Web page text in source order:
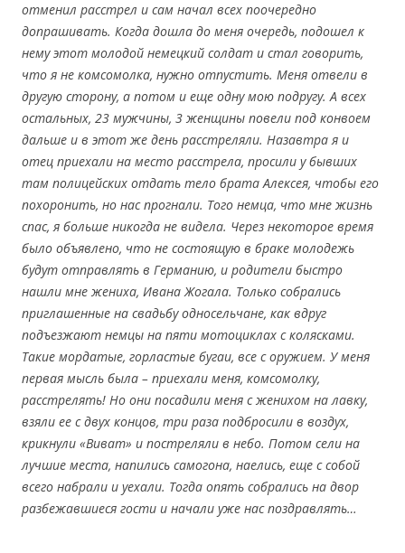
отменил расстрел и сам начал всех поочередно
допрашивать. Когда дошла до меня очередь, подошел к
нему этот молодой немецкий солдат и стал говорить,
что я не комсомолка, нужно отпустить. Меня отвели в
другую сторону, а потом и еще одну мою подругу. А всех
остальных, 23 мужчины, 3 женщины повели под конвоем
дальше и в этот же день расстреляли. Назавтра я и
отец приехали на место расстрела, просили у бывших
там полицейских отдать тело брата Алексея, чтобы его
похоронить, но нас прогнали. Того немца, что мне жизнь
спас, я больше никогда не видела. Через некоторое время
было объявлено, что не состоящую в браке молодежь
будут отправлять в Германию, и родители быстро
нашли мне жениха, Ивана Жогала. Только собрались
приглашенные на свадьбу односельчане, как вдруг
подъезжают немцы на пяти мотоциклах с колясками.
Такие мордатые, горластые бугаи, все с оружием. У меня
первая мысль была – приехали меня, комсомолку,
расстрелять! Но они посадили меня с женихом на лавку,
взяли ее с двух концов, три раза подбросили в воздух,
крикнули «Виват» и постреляли в небо. Потом сели на
лучшие места, напились самогона, наелись, еще с собой
всего набрали и уехали. Тогда опять собрались на двор
разбежавшиеся гости и начали уже нас поздравлять…